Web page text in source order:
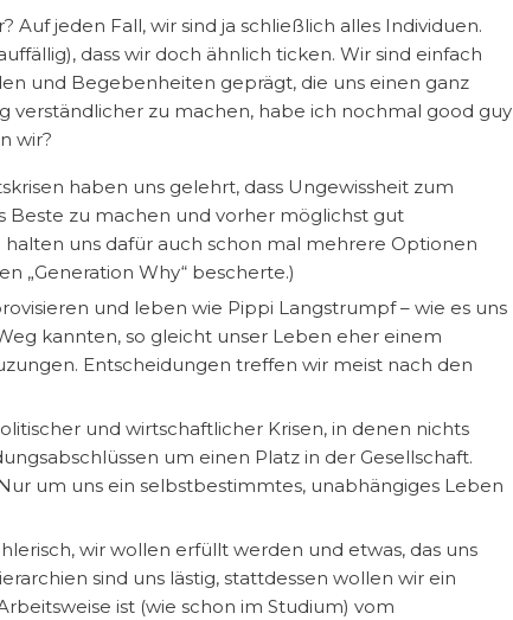
jeden Fall, wir sind ja schließlich alles Individuen.
dass wir doch ähnlich ticken. Wir sind einfach
und Begebenheiten geprägt, die uns einen ganz
verständlicher zu machen, habe ich nochmal good guy
wir?
haben uns gelehrt, dass Ungewissheit zum
Beste zu machen und vorher möglichst gut
uns dafür auch schon mal mehrere Optionen
„Generation Why“ bescherte.)
und leben wie Pippi Langstrumpf – wie es uns
kannten, so gleicht unser Leben eher einem
Entscheidungen treffen wir meist nach den
und wirtschaftlicher Krisen, in denen nichts
um einen Platz in der Gesellschaft.
um uns ein selbstbestimmtes, unabhängiges Leben
wir wollen erfüllt werden und etwas, das uns
sind uns lästig, stattdessen wollen wir ein
ist (wie schon im Studium) vom